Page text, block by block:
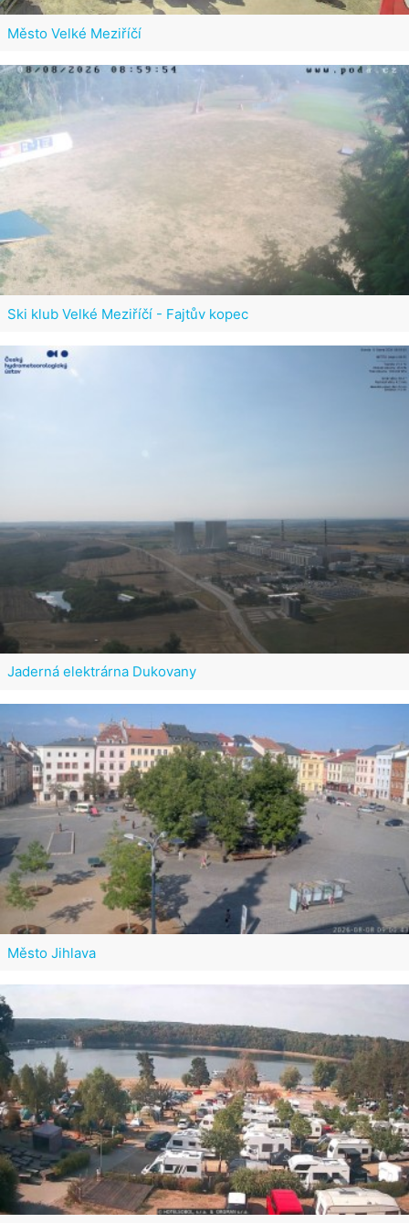
Město Velké Meziříčí
Ski klub Velké Meziříčí - Fajtův kopec
Jaderná elektrárna Dukovany
Město Jihlava